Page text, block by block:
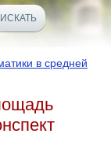
в средней